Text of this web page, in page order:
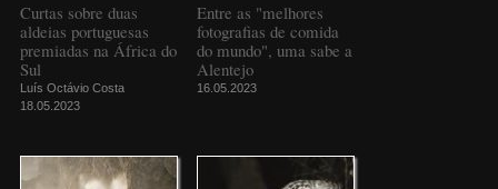
Curtas sobre duas
aldeias portuguesas
premiadas na África do
Sul
Luís Octávio Costa
18.05.2023
Entre as "melhores
fotografias de comida
do mundo", uma sabe a
Alentejo
16.05.2023